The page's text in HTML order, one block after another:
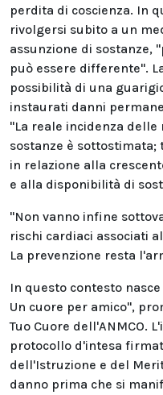
perdita di coscienza. In
rivolgersi subito a un
assunzione di sostanze,
può essere differente".
possibilità di una
instaurati danni
"La reale incidenza
sostanze è
in relazione alla
e alla disponibilità di
"Non vanno infine
rischi cardiaci associati
La prevenzione resta
In questo contesto
Un cuore per amico",
Tuo Cuore dell'ANMCO.
protocollo d'intesa
dell'Istruzione e del
danno prima che si